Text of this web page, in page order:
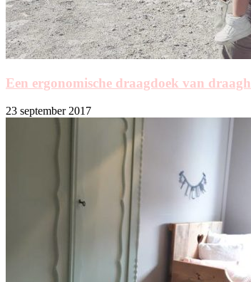
Een ergonomische draagdoek van
23 september 2017